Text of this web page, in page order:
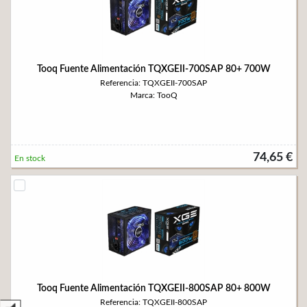
Tooq Fuente Alimentación TQXGEII-700SAP 80+ 700W
Referencia: TQXGEII-700SAP
Marca: TooQ
74,65 €
En stock
Tooq Fuente Alimentación TQXGEII-800SAP 80+ 800W
Referencia: TQXGEII-800SAP